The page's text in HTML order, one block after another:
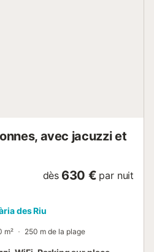
avec jacuzzi et
dès 630 € par nuit
des Riu
m² 250 m de la plage